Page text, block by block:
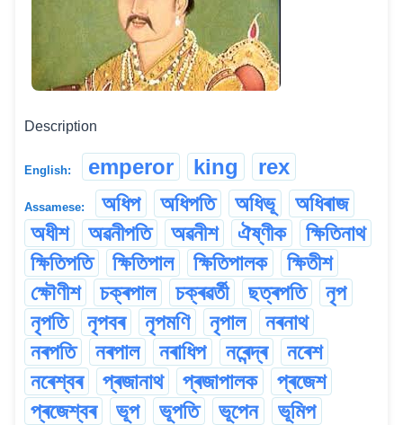
Description
English: emperor king rex
Assamese: অধিপ অধিপতি অধিভূ
অধিৰাজ
অধীশ
অৱনীপতি অৱনীশ ঐষ্ণীক
ক্ষিতিনাথ
ক্ষিতিপতি
ক্ষিতিপাল ক্ষিতিপালক
ক্ষিতীশ
ক্ষৌণীশ
চক্ৰপাল চক্ৰৱৰ্তী ছত্ৰপতি
নৃপ
নৃপতি
নৃপবৰ নৃপমণি নৃপাল
নৰনাথ
নৰপতি
নৰপাল নৰাধিপ নৰেন্দ্ৰ
নৰেশ
নৰেশ্বৰ
প্ৰজানাথ প্ৰজাপালক
প্ৰজেশ
প্ৰজেশ্বৰ
ভূপ ভূপতি ভূপেন
ভূমিপ